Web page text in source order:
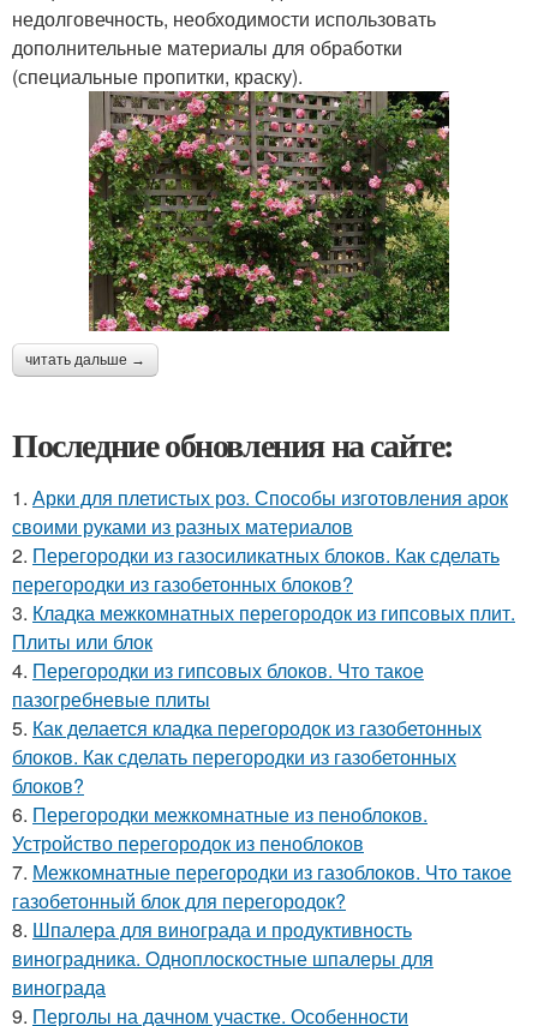
недолговечность, необходимости использовать
дополнительные материалы для обработки
(специальные пропитки, краску).
читать дальше →
Последние обновления на сайте:
1. Арки для плетистых роз. Способы изготовления арок
своими руками из разных материалов
2. Перегородки из газосиликатных блоков. Как сделать
перегородки из газобетонных блоков?
3. Кладка межкомнатных перегородок из гипсовых плит.
Плиты или блок
4. Перегородки из гипсовых блоков. Что такое
пазогребневые плиты
5. Как делается кладка перегородок из газобетонных
блоков. Как сделать перегородки из газобетонных
блоков?
6. Перегородки межкомнатные из пеноблоков.
Устройство перегородок из пеноблоков
7. Межкомнатные перегородки из газоблоков. Что такое
газобетонный блок для перегородок?
8. Шпалера для винограда и продуктивность
виноградника. Одноплоскостные шпалеры для
винограда
9. Перголы на дачном участке. Особенности